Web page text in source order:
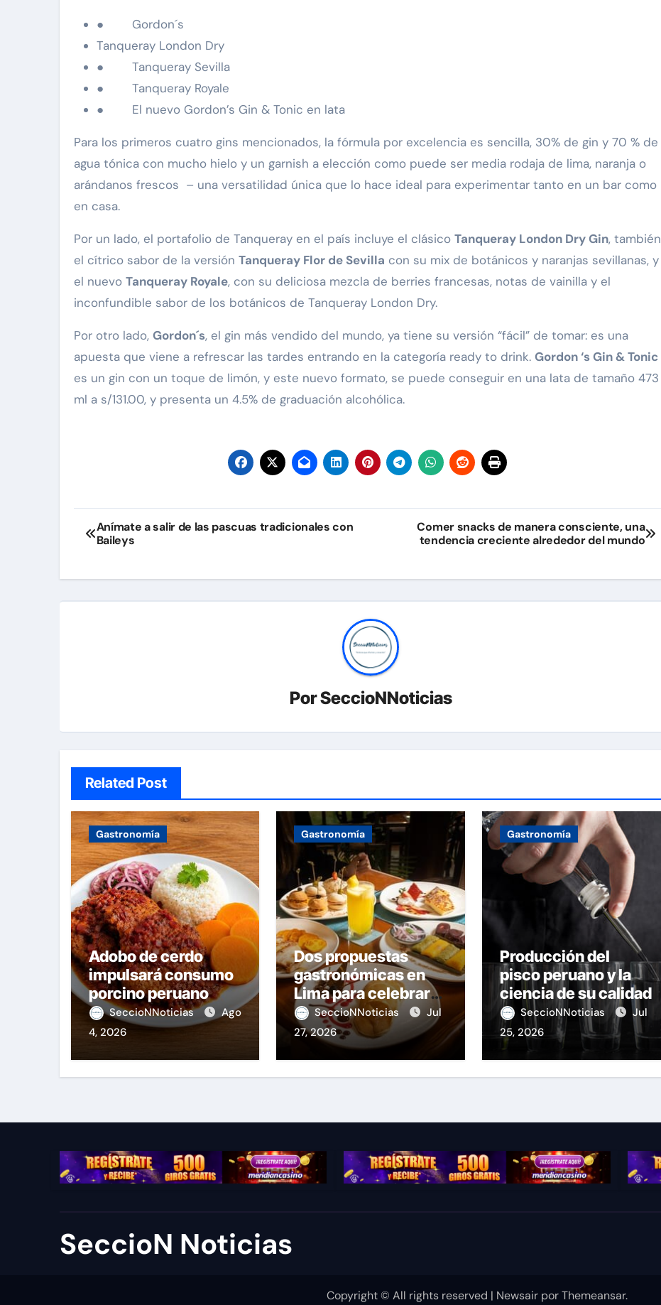
● Gordon´s
Tanqueray London Dry
● Tanqueray Sevilla
● Tanqueray Royale
● El nuevo Gordon’s Gin & Tonic en lata
Para los primeros cuatro gins mencionados, la fórmula por excelencia es sencilla, 30% de gin y 70 % de
agua tónica con mucho hielo y un garnish a elección como puede ser media rodaja de lima, naranja o
arándanos frescos – una versatilidad única que lo hace ideal para experimentar tanto en un bar como
en casa.
Por un lado, el portafolio de Tanqueray en el país incluye el clásico Tanqueray London Dry Gin, también
el cítrico sabor de la versión Tanqueray Flor de Sevilla con su mix de botánicos y naranjas sevillanas, y
el nuevo Tanqueray Royale, con su deliciosa mezcla de berries francesas, notas de vainilla y el
inconfundible sabor de los botánicos de Tanqueray London Dry.
Por otro lado, Gordon´s, el gin más vendido del mundo, ya tiene su versión “fácil” de tomar: es una
apuesta que viene a refrescar las tardes entrando en la categoría ready to drink. Gordon ‘s Gin & Tonic
es un gin con un toque de limón, y este nuevo formato, se puede conseguir en una lata de tamaño 473
ml a s/131.00, y presenta un 4.5% de graduación alcohólica.
Navegación
de
entradas
Anímate a salir de las pascuas tradicionales con
Baileys
Comer snacks de manera consciente, una
tendencia creciente alrededor del mundo
PorSeccioNNoticias
Related Post
Gastronomía
Adobo de cerdo
impulsará consumo
porcino peruano
SeccioNNoticias
Ago
4, 2026
Gastronomía
Dos propuestas
gastronómicas en
Lima para celebrar
Fiestas Patrias
SeccioNNoticias
Jul
27, 2026
Gastronomía
Producción del
pisco peruano y la
ciencia de su calidad
SeccioNNoticias
Jul
25, 2026
SeccioN Noticias
Copyright © All rights reserved | Newsair porThemeansar.